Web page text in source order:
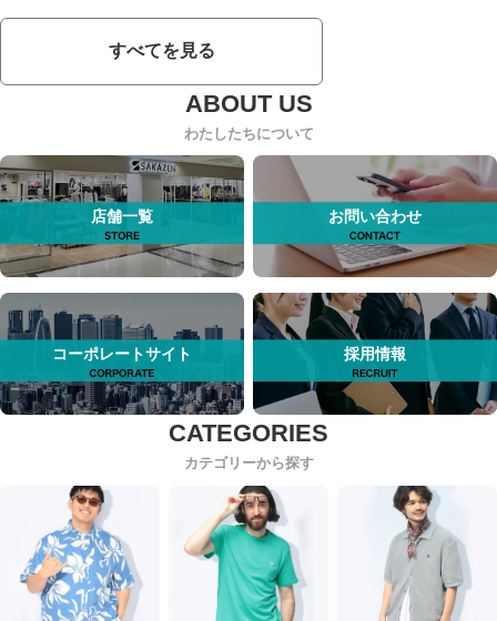
すべてを見る
わたしたちについて
店舗一覧 お問い合わせ
コーポレートサイト 採用情報
カテゴリーから探す